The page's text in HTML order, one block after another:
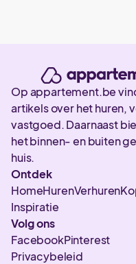
Op appartement.be
artikels over het huren,
vastgoed. Daarnaast
het binnen- en buiten
huis.
Ontdek
HomeHurenVerhuren
Inspiratie
Volg ons
FacebookPinterest
Privacybeleid